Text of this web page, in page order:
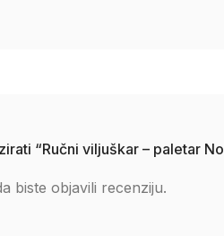
“Ručni viljuškar – paletar
biste objavili recenziju.